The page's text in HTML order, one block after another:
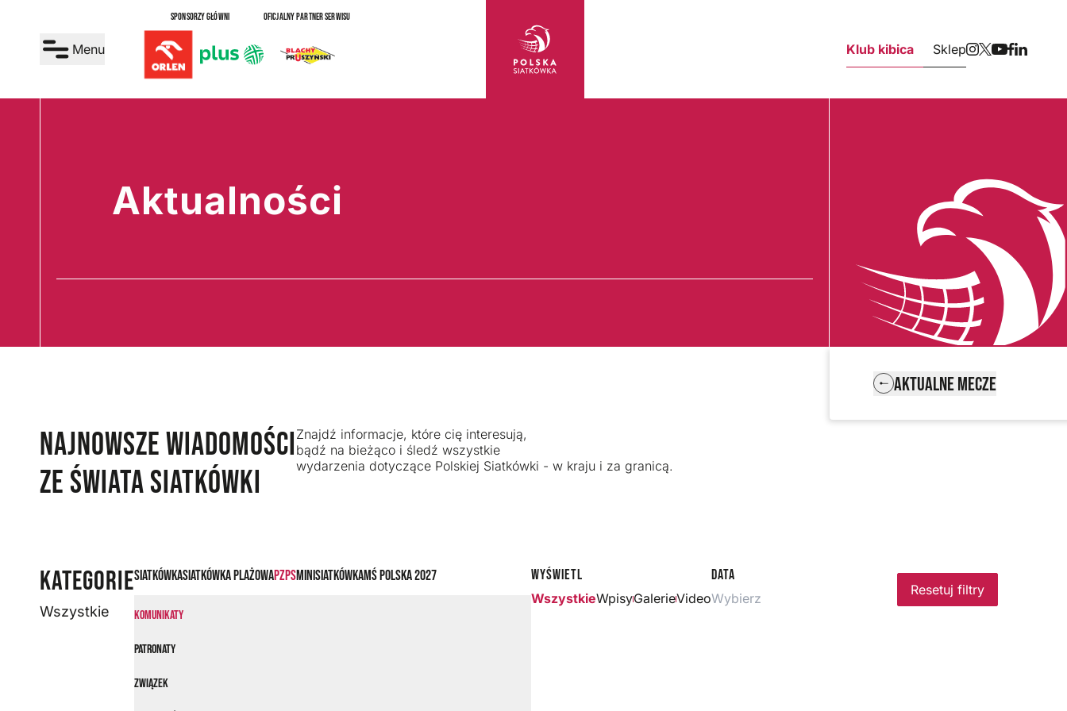
Menu
SPONSORZY GŁÓWNI OFICJALNY PARTNER SERWISU
Klub kibica Sklep
Aktualności
AKTUALNE MECZE
NAJNOWSZE WIADOMOŚCI
ZE ŚWIATA SIATKÓWKI
Znajdź informacje, które cię interesują,
bądź na bieżąco i śledź wszystkie
wydarzenia dotyczące Polskiej Siatkówki - w kraju i za granicą.
KATEGORIE
Wszystkie
SiatkówkaSiatkówka plażowaPZPSMinisiatkówkaMŚ Polska 2027
Komunikaty
Patronaty
Związek
Wyświetl
WszystkieWpisyGalerieVideo
Data
Resetuj filtry